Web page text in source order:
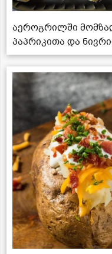
აეროგრილში
პაპრიკითა და